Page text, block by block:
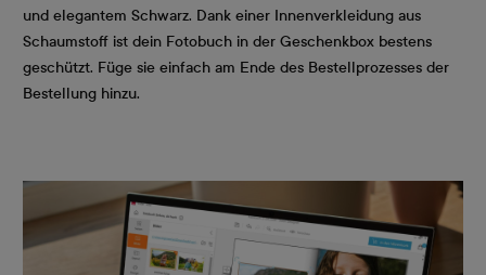
und elegantem Schwarz. Dank einer Innenverkleidung aus
Schaumstoff ist dein Fotobuch in der Geschenkbox bestens
geschützt. Füge sie einfach am Ende des Bestellprozesses der
Bestellung hinzu.